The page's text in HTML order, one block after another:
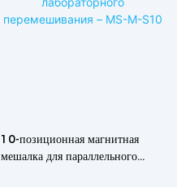
10-позиционная магнитная
мешалка для параллельного